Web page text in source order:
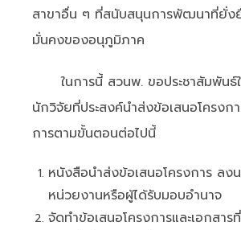
สาขาอื่น ๆ ที่สนับสนุนการพัฒนาที่ยั่ง
มั่นคงของอนุภูมิภาค
ในการนี้ สวนพ. ขอประชาสัมพันธ์ใ
นักวิจัยที่ประสงค์นำส่งข้อเสนอโครงก
การตามขั้นตอนต่อไปนี้
หนังสือนำส่งข้อเสนอโครงการ ลง
หน่วยงานหรือผู้ได้รับมอบอำนาจ
จัดทำข้อเสนอโครงการและเอกสา